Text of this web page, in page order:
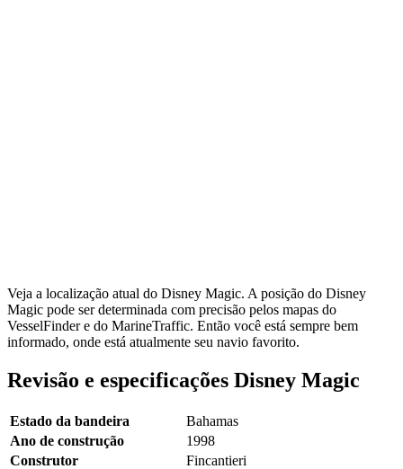
Veja a localização atual do Disney Magic. A posição do Disney
Magic pode ser determinada com precisão pelos mapas do
VesselFinder e do MarineTraffic. Então você está sempre bem
informado, onde está atualmente seu navio favorito.
Revisão e especificações Disney Magic
Estado da bandeira
Bahamas
Ano de construção
1998
Construtor
Fincantieri